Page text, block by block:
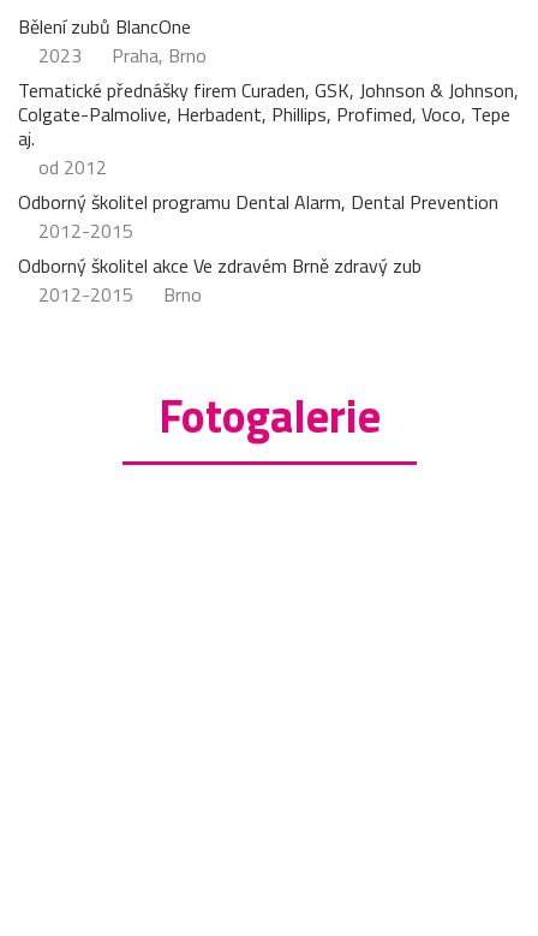
Bělení zubů BlancOne
2023
Praha, Brno
Tematické přednášky firem Curaden, GSK, Johnson & Johnson,
Colgate-Palmolive, Herbadent, Phillips, Profimed, Voco, Tepe
aj.
od 2012
Odborný školitel programu Dental Alarm, Dental Prevention
2012-2015
Odborný školitel akce Ve zdravém Brně zdravý zub
2012-2015
Brno
Fotogalerie